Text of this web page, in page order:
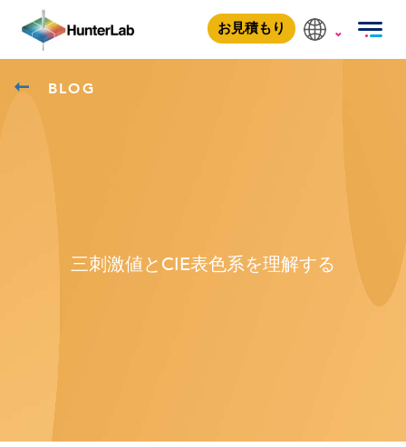
お見積もり
BLOG
三刺激値とCIE表色系を理解する